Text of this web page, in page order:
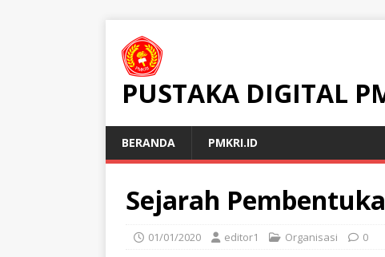
PUSTAKA DIGITAL
BERANDA PMKRI.ID
Sejarah
01/01/2020 editor1 Organisasi 0